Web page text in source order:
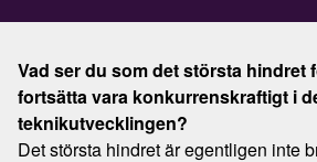
Vad ser du som det största hindret
fortsätta vara konkurrenskraftigt i
teknikutvecklingen?
Det största hindret är egentligen inte